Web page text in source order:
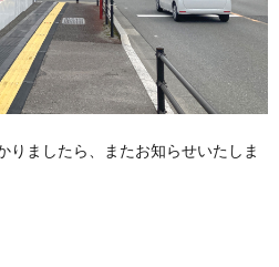
りましたら、またお知らせいたしま